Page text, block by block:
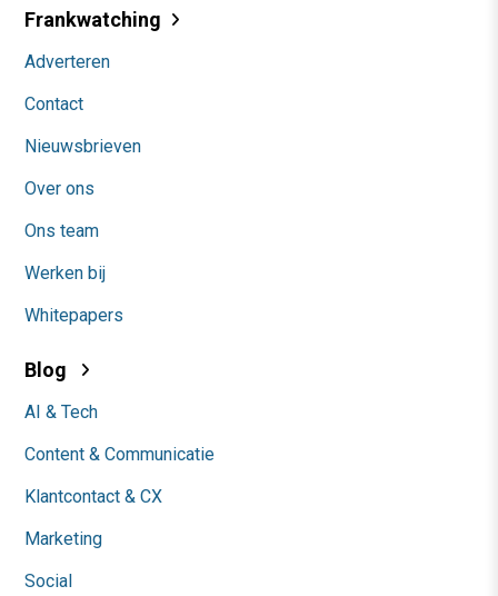
Frankwatching
Adverteren
Contact
Nieuwsbrieven
Over ons
Ons team
Werken bij
Whitepapers
Blog
AI & Tech
Content & Communicatie
Klantcontact & CX
Marketing
Social